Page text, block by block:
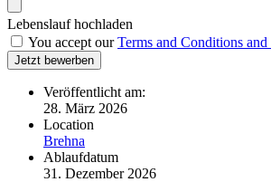
Lebenslauf hochladen
You accept ourTerms and Conditions
Jetzt bewerben
Veröffentlicht am:
28. März 2026
Location
Brehna
Ablaufdatum
31. Dezember 2026